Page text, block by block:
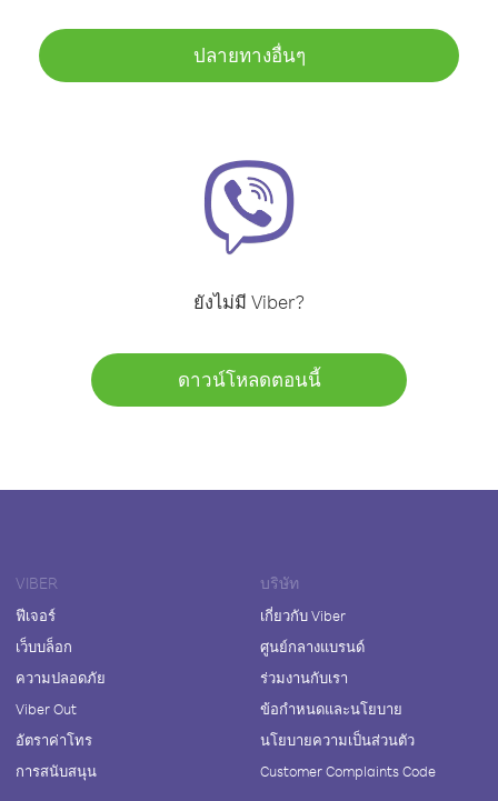
ปลายทางอื่นๆ
ยังไม่มี Viber?
ดาวน์โหลดตอนนี้
VIBER
ฟีเจอร์
เว็บบล็อก
ความปลอดภัย
Viber Out
อัตราค่าโทร
การสนับสนุน
บริษัท
เกี่ยวกับ Viber
ศูนย์กลางแบรนด์
ร่วมงานกับเรา
ข้อกำหนดและนโยบาย
นโยบายความเป็นส่วนตัว
Customer Complaints Code